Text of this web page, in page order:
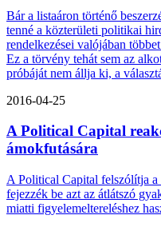
Bár a listaáron történő
tenné a közterületi politikai
rendelkezései valójában
Ez a törvény tehát sem az
próbáját nem állja ki, a
2016-04-25
A Political Capital
ámokfutására
A Political Capital felszólítja
fejezzék be azt az átlátszó
miatti figyelemeltereléshez